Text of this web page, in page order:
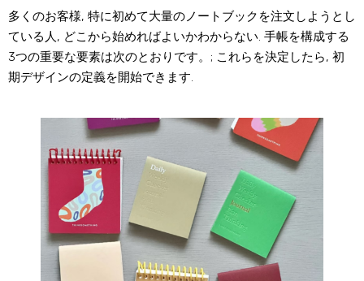
多くのお客様, 特に初めて大量のノートブックを注文しようとし
ている人, どこから始めればよいかわからない. 手帳を構成する
3つの重要な要素は次のとおりです。; これらを決定したら, 初
期デザインの定義を開始できます.